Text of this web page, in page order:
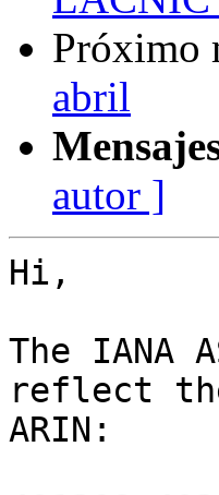
Próximo
abril
autor ]
Hi,
The IANA
reflect
ARIN: